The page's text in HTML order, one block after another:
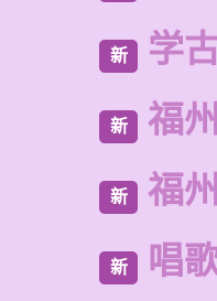
新 学
新 福
新 福
新 唱